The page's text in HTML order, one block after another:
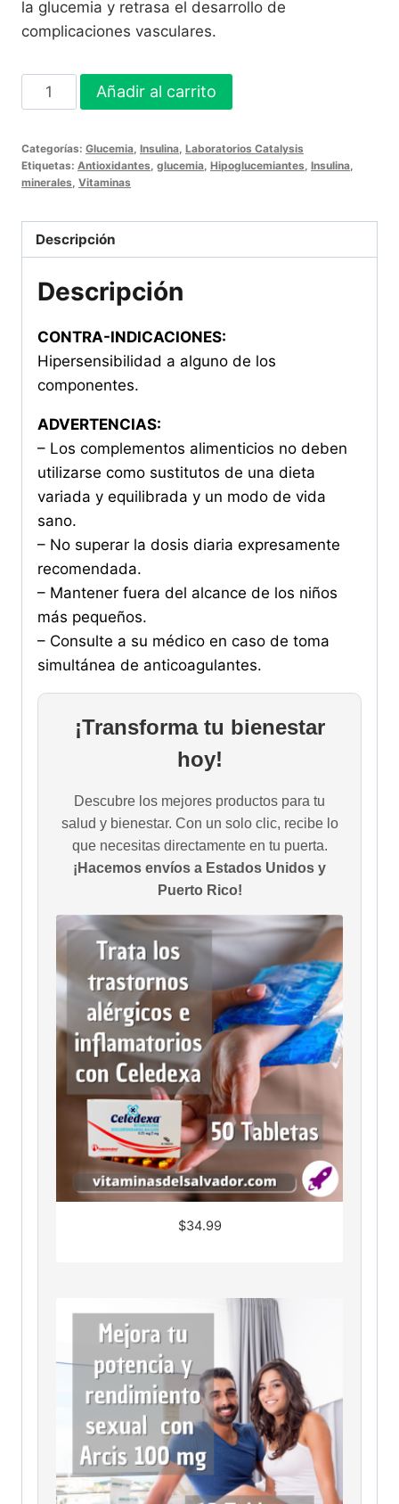
la glucemia y retrasa el desarrollo de
complicaciones vasculares.
DIAMEL
90
cantidad
Añadir al carrito
Categorías: Glucemia Insulina Laboratorios Catalysis
Etiquetas: Antioxidantes glucemia Hipoglucemiantes Insulina
minerales Vitaminas
Descripción
Descripción
CONTRA-INDICACIONES:
Hipersensibilidad a alguno de los
componentes.
ADVERTENCIAS:
– Los complementos alimenticios no deben
utilizarse como sustitutos de una dieta
variada y equilibrada y un modo de vida
sano.
– No superar la dosis diaria expresamente
recomendada.
– Mantener fuera del alcance de los niños
más pequeños.
– Consulte a su médico en caso de toma
simultánea de anticoagulantes.
¡Transforma tu bienestar
hoy!
Descubre los mejores productos para tu
salud y bienestar. Con un solo clic, recibe lo
que necesitas directamente en tu puerta.
¡Hacemos envíos a Estados Unidos y
Puerto Rico!
$34.99